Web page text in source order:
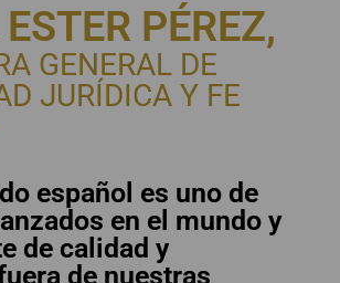
PÉREZ,
GENERAL DE
JURÍDICA Y FE
español es uno de
en el mundo y
de calidad y
de nuestras